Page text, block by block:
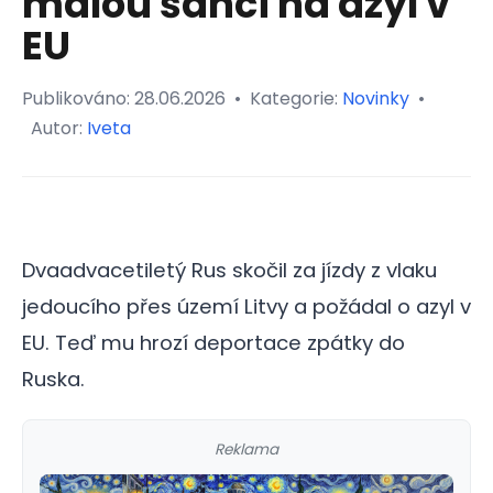
EU
Publikováno: 28.06.2026 • Kategorie: Novinky •
Autor: Iveta
Dvaadvacetiletý Rus skočil za jízdy z vlaku
jedoucího přes území Litvy a požádal o azyl v
EU. Teď mu hrozí deportace zpátky do
Ruska.
Reklama